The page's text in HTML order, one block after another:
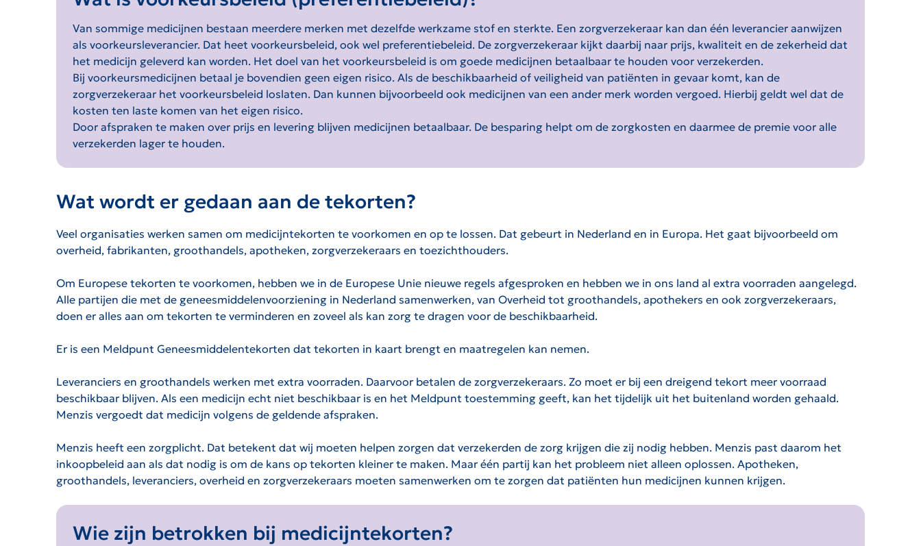
Van sommige medicijnen bestaan meerdere merken met dezelfde werkzame stof en sterkte. Een zorgverzekeraar kan dan één leverancier aanwijzen
als voorkeursleverancier. Dat heet voorkeursbeleid, ook wel preferentiebeleid. De zorgverzekeraar kijkt daarbij naar prijs, kwaliteit en de zekerheid dat
het medicijn geleverd kan worden. Het doel van het voorkeursbeleid is om goede medicijnen betaalbaar te houden voor verzekerden.
Bij voorkeursmedicijnen betaal je bovendien geen eigen risico. Als de beschikbaarheid of veiligheid van patiënten in gevaar komt, kan de
zorgverzekeraar het voorkeursbeleid loslaten. Dan kunnen bijvoorbeeld ook medicijnen van een ander merk worden vergoed. Hierbij geldt wel dat de
kosten ten laste komen van het eigen risico.
Door afspraken te maken over prijs en levering blijven medicijnen betaalbaar. De besparing helpt om de zorgkosten en daarmee de premie voor alle
verzekerden lager te houden.
Wat wordt er gedaan aan de tekorten?
Veel organisaties werken samen om medicijntekorten te voorkomen en op te lossen. Dat gebeurt in Nederland en in Europa. Het gaat bijvoorbeeld om
overheid, fabrikanten, groothandels, apotheken, zorgverzekeraars en toezichthouders.
Om Europese tekorten te voorkomen, hebben we in de Europese Unie nieuwe regels afgesproken en hebben we in ons land al extra voorraden aangelegd.
Alle partijen die met de geneesmiddelenvoorziening in Nederland samenwerken, van Overheid tot groothandels, apothekers en ook zorgverzekeraars,
doen er alles aan om tekorten te verminderen en zoveel als kan zorg te dragen voor de beschikbaarheid.
Er is een Meldpunt Geneesmiddelentekorten dat tekorten in kaart brengt en maatregelen kan nemen.
Leveranciers en groothandels werken met extra voorraden. Daarvoor betalen de zorgverzekeraars. Zo moet er bij een dreigend tekort meer voorraad
beschikbaar blijven. Als een medicijn echt niet beschikbaar is en het Meldpunt toestemming geeft, kan het tijdelijk uit het buitenland worden gehaald.
Menzis vergoedt dat medicijn volgens de geldende afspraken.
Menzis heeft een zorgplicht. Dat betekent dat wij moeten helpen zorgen dat verzekerden de zorg krijgen die zij nodig hebben. Menzis past daarom het
inkoopbeleid aan als dat nodig is om de kans op tekorten kleiner te maken. Maar één partij kan het probleem niet alleen oplossen. Apotheken,
groothandels, leveranciers, overheid en zorgverzekeraars moeten samenwerken om te zorgen dat patiënten hun medicijnen kunnen krijgen.
Wie zijn betrokken bij medicijntekorten?